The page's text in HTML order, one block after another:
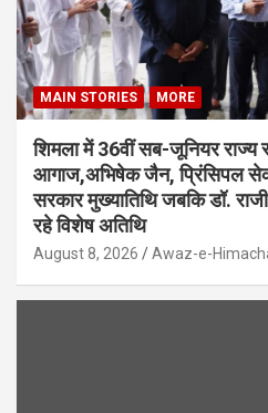
MAIN STORIES MORE
शिमला में 36वीं सब-जूनियर राज्य
आगाज,अभिषेक जैन, प्रिंसिपल
सरकार मुख्यातिथि जबकि डॉ.
रहे विशेष अतिथि
August 8, 2026 Awaz-e-